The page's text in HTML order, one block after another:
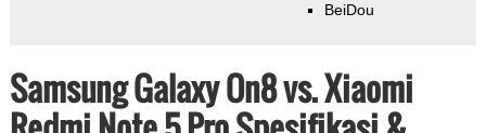
BeiDou
Samsung Galaxy On8 vs. Xiaomi